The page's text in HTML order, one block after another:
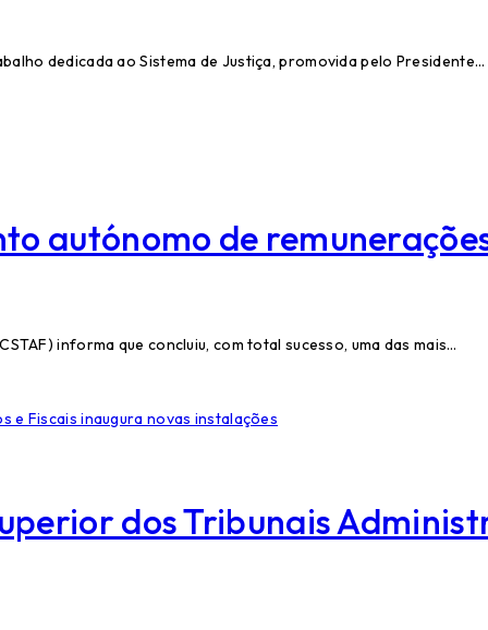
dedicada ao Sistema de Justiça, promovida pelo Presidente…
autónomo de
informa que concluiu, com total sucesso, uma das mais…
dos Tribunais